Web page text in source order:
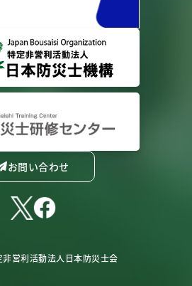
お問い合わせ
営利活動法人日本防災士会